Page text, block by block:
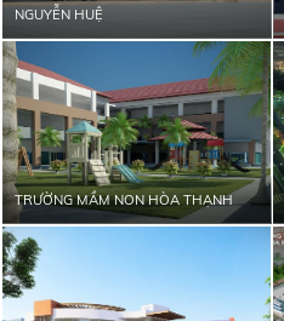
NGUYỄN HUỆ
TRƯỜNG MẦM NON HÒA THẠNH